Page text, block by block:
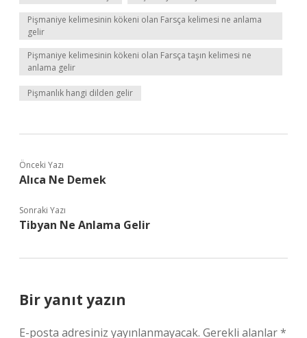
Pişmaniye kelimesinin kökeni olan Farsça kelimesi ne anlama
gelir
Pişmaniye kelimesinin kökeni olan Farsça taşın kelimesi ne
anlama gelir
Pişmanlık hangi dilden gelir
Önceki Yazı
Alıca Ne Demek
Sonraki Yazı
Tibyan Ne Anlama Gelir
Bir yanıt yazın
E-posta adresiniz yayınlanmayacak. Gerekli alanlar*